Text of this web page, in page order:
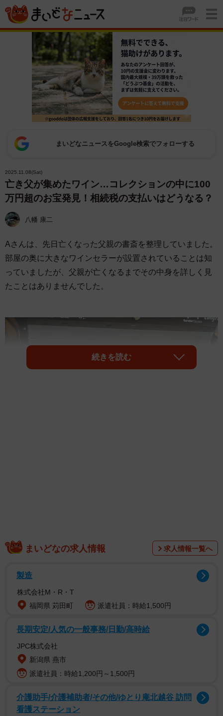
まいどなニュースをGoogle検索でフォローする
2025.11.08(Sat)
亡き父が集めたワイン…コレクションの中に100
万円超のお宝発見！相続税の支払いはどうなる？
八幡 康二
Aさんは、先日亡くなった父親の書斎を整理していました。
部屋の奥に大きなワインセラーが設置されていることは知
っていましたが、父親が亡くなるまでその中身を詳しく見
たことはありませんでした。
亡き父が残したワインセラーには超高額ワインが！ ※画像はイメージ
です（クリボー0831/photoAC）
遺品の整理を進めていると、書斎の机の引き出しから1冊の
続きを読む
まいどなの求人情報 求人情報一覧へ
製造
株式会社M・R・T
福岡県 苅田町
派遣社員：時給1,500円
長期安定/人気の一般事務/日勤/高時給
JPC株式会社
新潟県 燕市
派遣社員：時給1,200円～1,500円
介護助手/介護補助者/その他/ゆとり庵北越谷 訪問
看護ステーション